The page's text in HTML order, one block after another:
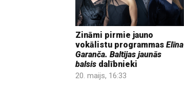
Zināmi pirmie jauno
vokālistu programmas Elīna
Garanča. Baltijas jaunās
balsis dalībnieki
20. maijs, 16:33